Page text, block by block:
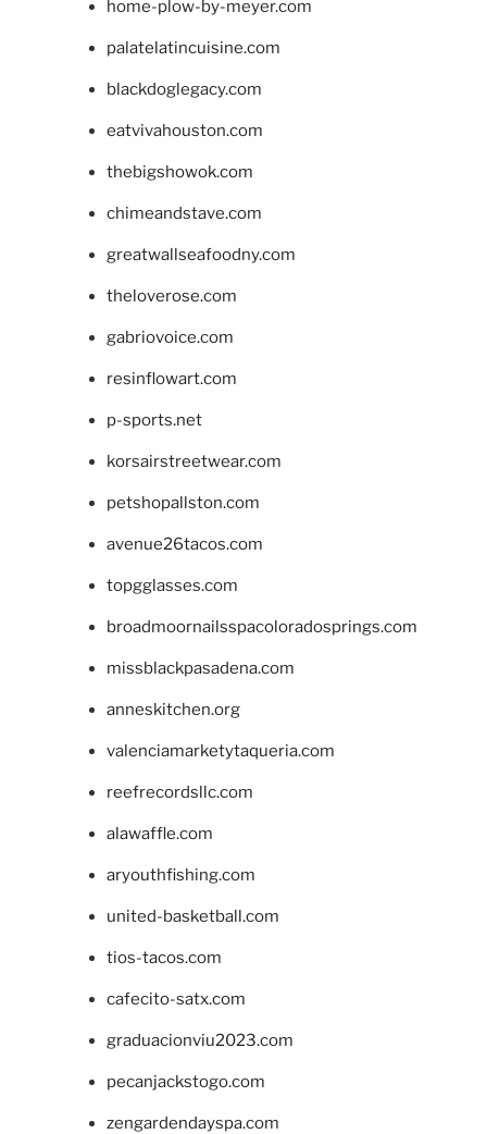
home-plow-by-meyer.com
palatelatincuisine.com
blackdoglegacy.com
eatvivahouston.com
thebigshowok.com
chimeandstave.com
greatwallseafoodny.com
theloverose.com
gabriovoice.com
resinflowart.com
p-sports.net
korsairstreetwear.com
petshopallston.com
avenue26tacos.com
topgglasses.com
broadmoornailsspacoloradosprings.com
missblackpasadena.com
anneskitchen.org
valenciamarketytaqueria.com
reefrecordsllc.com
alawaffle.com
aryouthfishing.com
united-basketball.com
tios-tacos.com
cafecito-satx.com
graduacionviu2023.com
pecanjackstogo.com
zengardendayspa.com